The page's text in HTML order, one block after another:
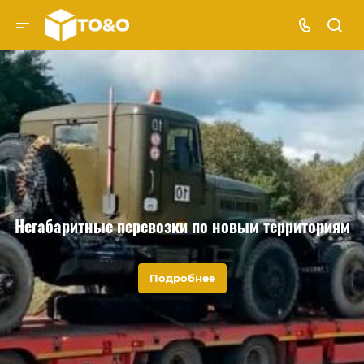
Негабаритные перевозки по новым территориям
Подробнее